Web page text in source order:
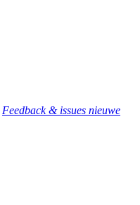
Feedback & issues nieuwe